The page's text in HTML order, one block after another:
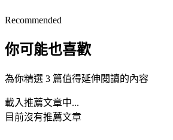
Recommended
你可能也喜歡
為你精選 3 篇值得延伸閱讀的內容
載入推薦文章中...
目前沒有推薦文章